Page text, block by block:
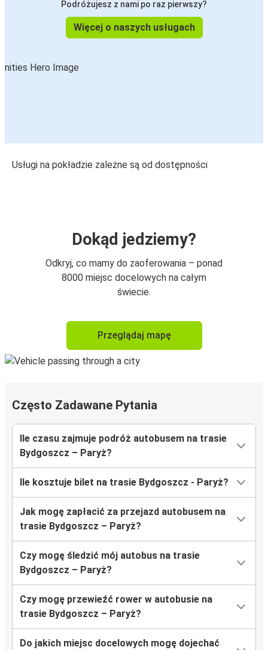
Podróżujesz z nami po raz pierwszy?
Więcej o naszych usługach
Usługi na pokładzie zależne są od dostępności
Dokąd jedziemy?
Odkryj, co mamy do zaoferowania – ponad
8000 miejsc docelowych na całym
świecie.
Przeglądaj mapę
Często Zadawane Pytania
Ile czasu zajmuje podróż autobusem na trasie
Bydgoszcz – Paryż?
Ile kosztuje bilet na trasie Bydgoszcz - Paryż?
Jak mogę zapłacić za przejazd autobusem na
trasie Bydgoszcz – Paryż?
Czy mogę śledzić mój autobus na trasie
Bydgoszcz – Paryż?
Czy mogę przewieźć rower w autobusie na
trasie Bydgoszcz – Paryż?
Do jakich miejsc docelowych mogę dojechać